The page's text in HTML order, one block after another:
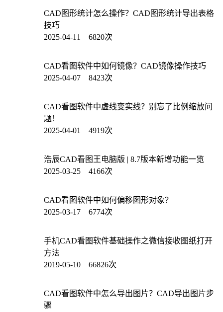
CAD图形统计怎么操作？CAD图形统计导出表格
技巧
2025-04-11 6820次
CAD看图软件中如何镜像？CAD镜像操作技巧
2025-04-07 8423次
CAD看图软件中虚线变实线？别忘了比例缩放问
题！
2025-04-01 4919次
浩辰CAD看图王电脑版 | 8.7版本新增功能一览
2025-03-25 4166次
CAD看图软件中如何偏移图形对象？
2025-03-17 6774次
手机CAD看图软件基础操作之微信接收图纸打开
方法
2019-05-10 66826次
CAD看图软件中怎么导出图片？CAD导出图片步
骤